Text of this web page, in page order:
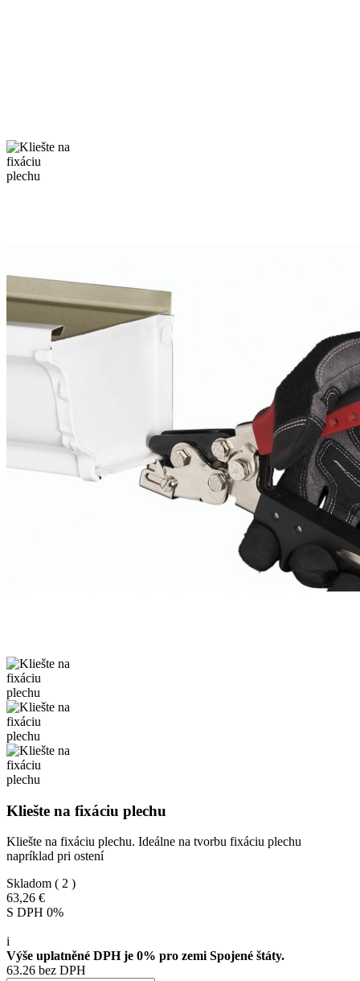
Kliešte na fixáciu plechu
Kliešte na fixáciu plechu. Ideálne na tvorbu fixáciu plechu
napríklad pri ostení
Skladom ( 2 )
63,26 €
S DPH 0%
i
Výše uplatněné DPH je 0% pro zemi Spojené štáty.
63.26 bez DPH